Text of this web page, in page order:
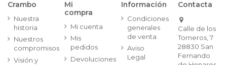
Crambo
Nuestra
historia
Nuestros
compromisos
Visión y
Mi
compra
Mi cuenta
Mis
pedidos
Devoluciones
Información
Condiciones
generales
de venta
Aviso
Legal
Contacta
Calle de los
Torneros, 7
28830 San
Fernando